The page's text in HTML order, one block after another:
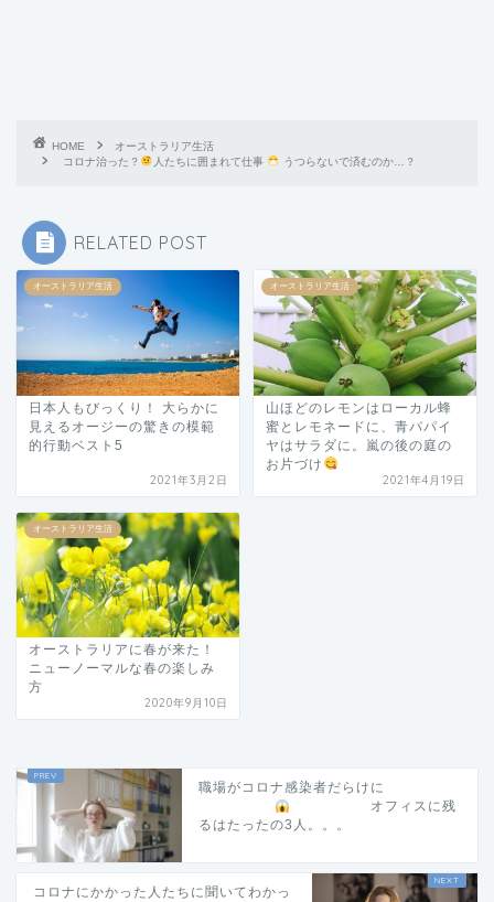
HOME
オーストラリア生活
コロナ治った？
人たちに囲まれて仕事 うつらないで済むのか…？
RELATED POST
オーストラリア生活
日本人もびっくり！ 大らかに
見えるオージーの驚きの模範
的行動ベスト5
2021年3月2日
オーストラリア生活
山ほどのレモンはローカル蜂
蜜とレモネードに、青パパイ
ヤはサラダに。嵐の後の庭の
お片づけ
2021年4月19日
オーストラリア生活
オーストラリアに春が来た！
ニューノーマルな春の楽しみ
方
2020年9月10日
職場がコロナ感染者だらけに
オフィスに残
るはたったの3人。。。
コロナにかかった人たちに聞いてわかっ